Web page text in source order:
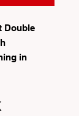
Double
in